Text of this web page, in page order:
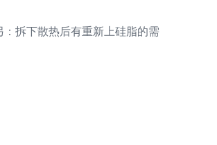
拆下散热后有重新上硅脂的需